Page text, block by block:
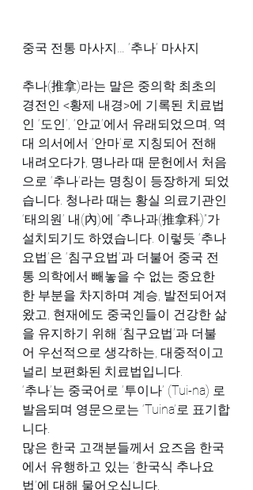
중국 전통 마사지… ’추나’ 마사지
추나(推拿)라는 말은 중의학 최초의
경전인 <황제 내경>에 기록된 치료법
인 ‘도인’, ‘안교’에서 유래되었으며, 역
대 의서에서 ‘안마’로 지칭되어 전해
내려오다가, 명나라 때 문헌에서 처음
으로 ‘추나’라는 명칭이 등장하게 되었
습니다. 청나라 때는 황실 의료기관인
‘태의원’ 내(內)에 “추나과(推拿科)”가
설치되기도 하였습니다. 이렇듯 ‘추나
요법’은 ‘침구요법’과 더불어 중국 전
통 의학에서 빼놓을 수 없는 중요한
한 부분을 차지하며 계승, 발전되어져
왔고, 현재에도 중국인들이 건강한 삶
을 유지하기 위해 ‘침구요법’과 더불
어 우선적으로 생각하는, 대중적이고
널리 보편화된 치료법입니다.
‘추나’는 중국어로 ‘투이나’ (Tui-na) 로
발음되며 영문으로는 ‘Tuina’로 표기합
니다.
많은 한국 고객분들께서 요즈음 한국
에서 유행하고 있는 ‘한국식 추나요
법’에 대해 물어오십니다.